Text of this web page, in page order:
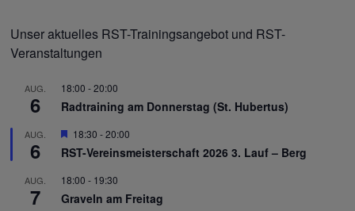
Unser aktuelles RST-Trainingsangebot und RST-
Veranstaltungen
AUG.
6
18:00 -20:00
Radtraining am Donnerstag (St. Hubertus)
AUG.
6
Hervorgehoben
18:30 -20:00
RST-Vereinsmeisterschaft 2026 3. Lauf – Berg
AUG.
7
18:00 - 19:30
Graveln am Freitag